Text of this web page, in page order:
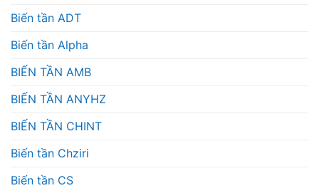
Biến tần ADT
Biến tần Alpha
BIẾN TẦN AMB
BIẾN TẦN ANYHZ
BIẾN TẦN CHINT
Biến tần Chziri
Biến tần CS